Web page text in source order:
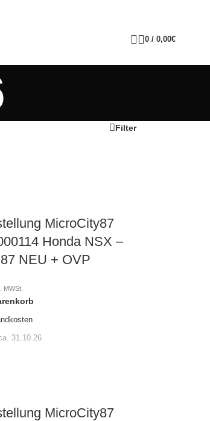
0 / 0,00€
Filter
MicroCity87
Honda NSX –
NEU + OVP
MWSt.
31.10.26
MicroCity87